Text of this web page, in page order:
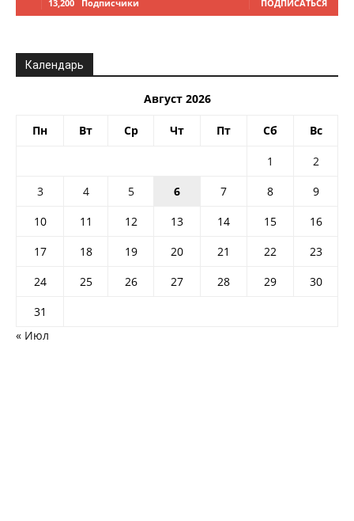
13,200 Подписчики ПОДПИСАТЬСЯ
Календарь
Август 2026
Пн Вт Ср Чт Пт Сб Вс
1
2
3
4 5 6 7 8
9
10
11 12 13 14 15
16
17
18 19 20 21 22
23
24
25 26 27 28 29
30
31
« Июл